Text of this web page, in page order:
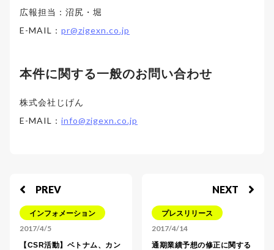
広報担当：沼尻・堀
E-MAIL： pr@zigexn.co.jp
本件に関する一般のお問い合わせ
株式会社じげん
E-MAIL： info@zigexn.co.jp
PREV
インフォメーション
2017/4/5
【CSR活動】ベトナム、カン
NEXT
プレスリリース
2017/4/14
通期業績予想の修正に関する